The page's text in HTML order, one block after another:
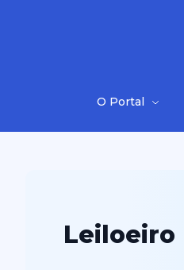
O Portal
Leiloeiro